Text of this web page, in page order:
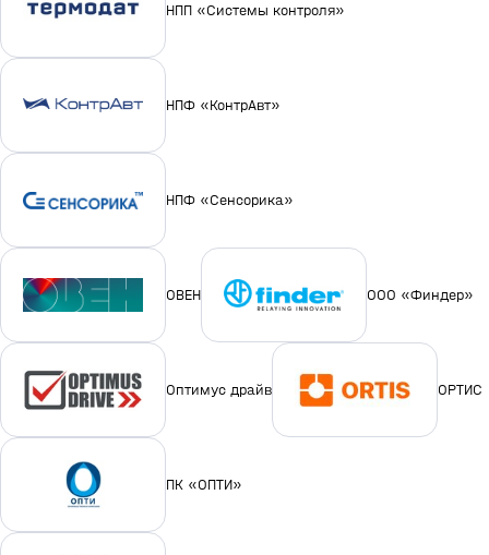
НПП «Системы контроля»
НПФ «КонтрАвт»
НПФ «Сенсорика»
ОВЕН ООО «Финдер»
Оптимус драйв ОРТИС
ПК «ОПТИ»